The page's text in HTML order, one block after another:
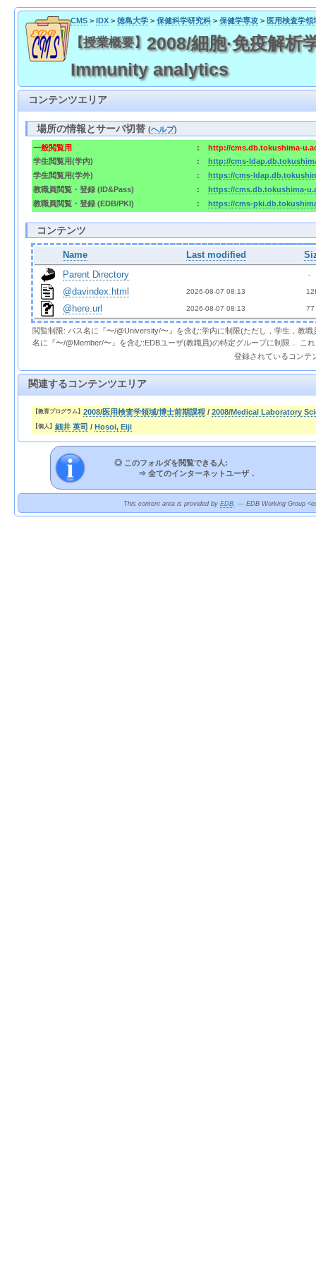
CMS> IDX> 徳島大学> 保健科学研究科> 保健学専攻> 医用検査学領
【授業概要】 2008/細胞·免疫解
Immunity analytics
コンテンツエリア
場所の情報とサーバ切替(ヘルプ)
一般閲覧用 :
http://cms.db.tokushima-
学生閲覧用(学内)
:
http://cms-
学生閲覧用(学外)
:
https://cms-
教職員閲覧・登録 (ID&Pass)
:
https://cms.db.tokushima-
教職員閲覧・登録 (EDB/PKI)
: https://cms-
コンテンツ
Name Last modified
Parent Directory
  -
@davindex.html 2026-08-07 08:13
@here.url 2026-08-07 08:13 77
閲覧制限: パス名に『〜/@University/〜』を含む:学内に制限(ただし，学生，教
名に『〜/@Member/〜』を含む:EDBユーザ(教職員)の特定グループに制限． こ
登録されているコンテ
関連するコンテンツエリア
【教育プログラム】 2008/医用検査学領域/博士前期課程 / 2008/Medical Laboratory
【個人】 細井 英司 / Hosoi, Eiji
◎ このフォルダを閲覧できる人:
⇒ 全てのインターネットユーザ．
This content area is provided by EDB. --- EDB Working Group